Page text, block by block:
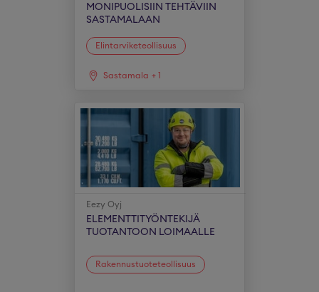
MONIPUOLISIIN TEHTÄVIIN
SASTAMALAAN
Elintarviketeollisuus
Sastamala + 1
Eezy Oyj
ELEMENTTITYÖNTEKIJÄ
TUOTANTOON LOIMAALLE
Rakennustuoteteollisuus